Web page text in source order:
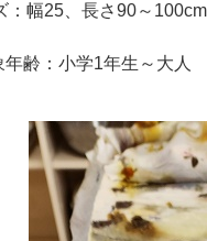
：幅25、長さ90～100cm
齢：小学1年生～大人